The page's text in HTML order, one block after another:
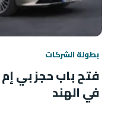
بطولة الشركات
في الهند